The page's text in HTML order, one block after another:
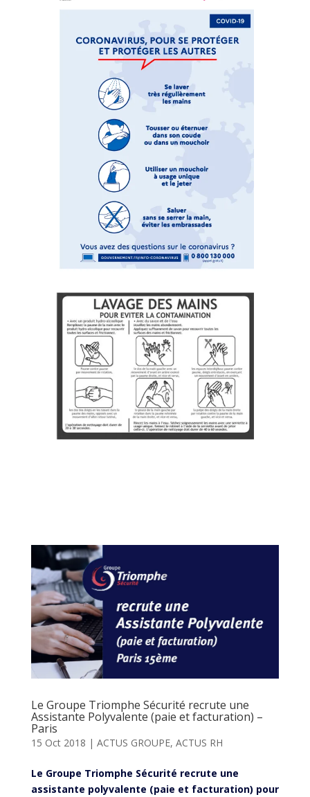
Le Groupe Triomphe Sécurité recrute une
Assistante Polyvalente (paie et facturation) –
Paris
15 Oct 2018 | ACTUS GROUPE, ACTUS RH
Le Groupe Triomphe Sécurité recrute une
assistante polyvalente (paie et facturation) pour